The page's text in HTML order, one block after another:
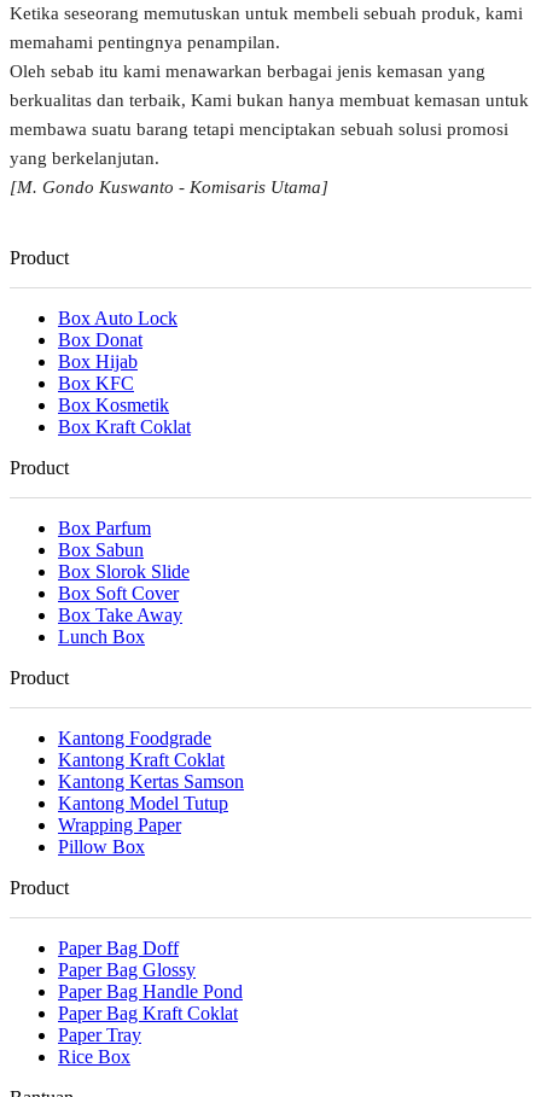
Ketika seseorang memutuskan untuk membeli sebuah produk, kami
memahami pentingnya penampilan.
Oleh sebab itu kami menawarkan berbagai jenis kemasan yang
berkualitas dan terbaik, Kami bukan hanya membuat kemasan untuk
membawa suatu barang tetapi menciptakan sebuah solusi promosi
yang berkelanjutan.
[M. Gondo Kuswanto - Komisaris Utama]
Product
Box Auto Lock
Box Donat
Box Hijab
Box KFC
Box Kosmetik
Box Kraft Coklat
Product
Box Parfum
Box Sabun
Box Slorok Slide
Box Soft Cover
Box Take Away
Lunch Box
Product
Kantong Foodgrade
Kantong Kraft Coklat
Kantong Kertas Samson
Kantong Model Tutup
Wrapping Paper
Pillow Box
Product
Paper Bag Doff
Paper Bag Glossy
Paper Bag Handle Pond
Paper Bag Kraft Coklat
Paper Tray
Rice Box